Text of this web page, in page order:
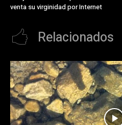
venta su virginidad por Internet
Relacionados